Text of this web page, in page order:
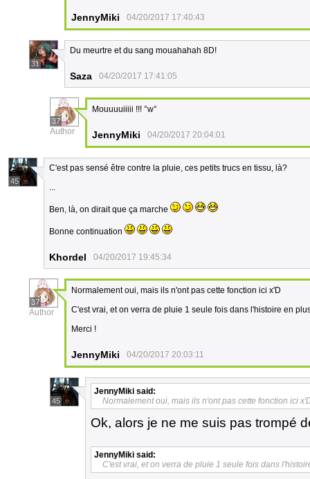
JennyMiki 04/20/2017 17:40:43
31
Du meurtre et du sang mouahahah 8D!
Saza 04/20/2017 17:41:05
37
Author
Mouuuuiiiii !!! °w°
JennyMiki 04/20/2017 20:04:01
45
C'est pas sensé être contre la pluie, ces petits trucs en tissu, là?
...
Ben, là, on dirait que ça marche
Bonne continuation
Khordel 04/20/2017 19:45:34
37
Author
Normalement oui, mais ils n'ont pas cette fonction ici x'D
C'est vrai, et on verra de pluie 1 seule fois dans l'histoire en
Merci !
JennyMiki 04/20/2017 20:03:11
45
JennyMiki said:
Normalement oui, mais ils n'ont pas cette fonction ici
Ok, alors je ne me suis pas trompé
JennyMiki said:
C'est vrai, et on verra de pluie 1 seule fois dans